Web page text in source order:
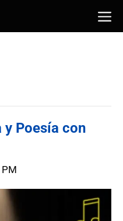
y Poesía con